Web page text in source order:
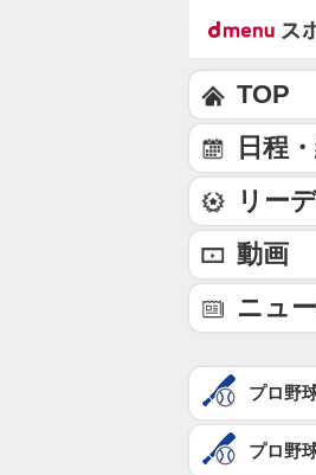
TOP
日程
リー
動画
ニュ
プロ野
プロ野